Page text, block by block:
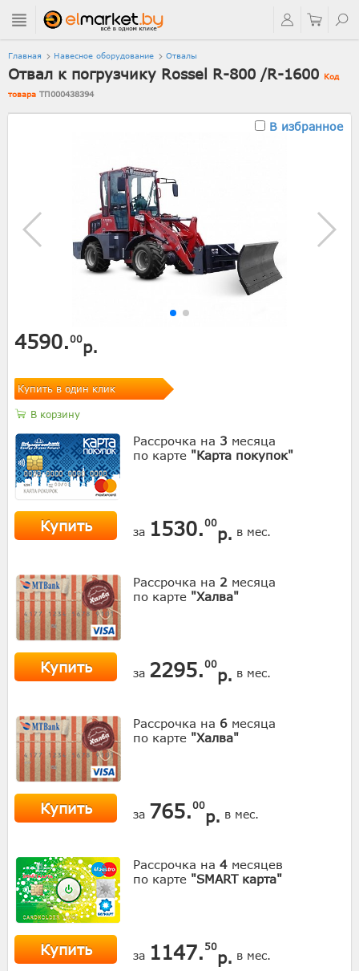
Главная Навесное оборудование Отвалы
Отвал к погрузчику Rossel R-800 /R-1600 Код
товара ТП000438394
В избранное
4590.00р.
Купить в один клик
В корзину
Рассрочка на 3 месяца
по карте "Карта покупок"
Купить за 1530.00
р. в мес.
Рассрочка на 2 месяца
по карте "Халва"
Купить за 2295.00
р. в мес.
Рассрочка на 6 месяца
по карте "Халва"
Купить за 765.00
р. в мес.
Рассрочка на 4 месяцев
по карте "SMART карта"
Купить за 1147. 50
р. в мес.